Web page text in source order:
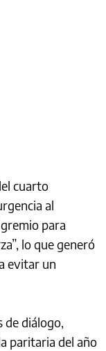
cuarto
al
para
lo que generó
evitar un
de diálogo,
paritaria del año